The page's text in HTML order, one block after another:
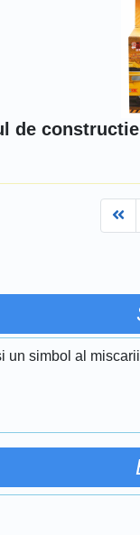
de
un simbol al